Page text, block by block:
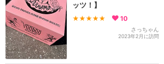
ッツ！】
★★★★★ 10
さっちゃん
2023年2月に訪問